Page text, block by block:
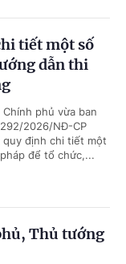
tiết một số
dẫn thi
phủ vừa ban
2026/NĐ-CP
định chi tiết một
để tổ chức,...
Thủ tướng